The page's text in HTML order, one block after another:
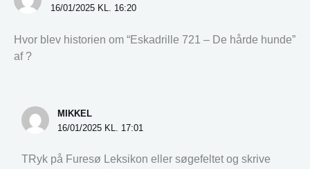
16/01/2025 KL. 16:20
Hvor blev historien om “Eskadrille 721 – De hårde hunde”
af ?
MIKKEL
16/01/2025 KL. 17:01
TRyk på Furesø Leksikon eller søgefeltet og skrive